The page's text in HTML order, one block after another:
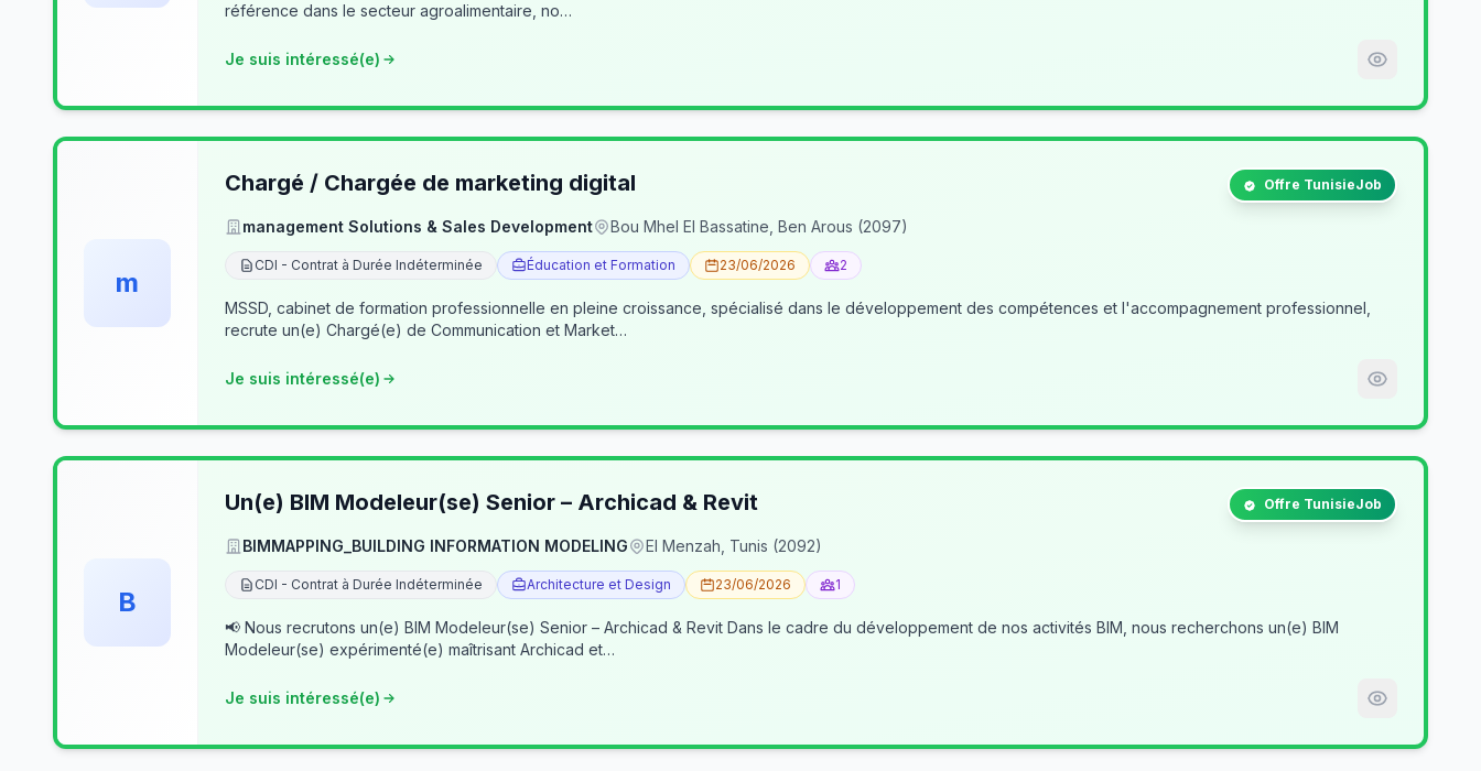
référence dans le secteur agroalimentaire, no…
Je suis intéressé(e)
m
Chargé / Chargée de marketing digital Offre TunisieJob
management Solutions & Sales Development Bou Mhel El Bassatine, Ben Arous (2097)
CDI - Contrat à Durée Indéterminée Éducation et Formation 23/06/2026 2
MSSD, cabinet de formation professionnelle en pleine croissance, spécialisé dans le développement des compétences et l'accompagnement professionnel,
recrute un(e) Chargé(e) de Communication et Market…
Je suis intéressé(e)
B
Un(e) BIM Modeleur(se) Senior – Archicad & Revit Offre TunisieJob
BIMMAPPING_BUILDING INFORMATION MODELING El Menzah, Tunis (2092)
CDI - Contrat à Durée Indéterminée Architecture et Design 23/06/2026 1
📢 Nous recrutons un(e) BIM Modeleur(se) Senior – Archicad & Revit Dans le cadre du développement de nos activités BIM, nous recherchons un(e) BIM
Modeleur(se) expérimenté(e) maîtrisant Archicad et…
Je suis intéressé(e)